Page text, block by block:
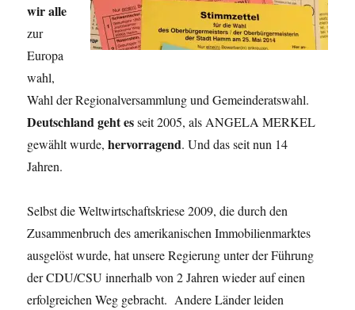
wir alle
zur
Europa
wahl,
Wahl der Regionalversammlung und Gemeinderatswahl.
Deutschland geht esseit 2005, als ANGELA MERKEL
gewählt wurde,hervorragend. Und das seit nun 14
Jahren.
Selbst die Weltwirtschaftskriese 2009, die durch den
Zusammenbruch des amerikanischen Immobilienmarktes
ausgelöst wurde, hat unsere Regierung unter der Führung
der CDU/CSU innerhalb von 2 Jahren wieder auf einen
erfolgreichen Weg gebracht. Andere Länder leiden